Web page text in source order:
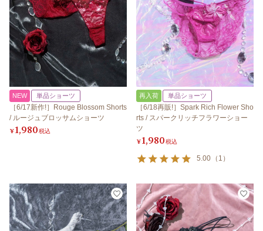
NEW 単品ショーツ
［6/17新作!］Rouge Blossom Shorts
/ ルージュブロッサムショーツ
¥1,980税込
再入荷 単品ショーツ
［6/18再販!］Spark Rich Flower Sho
rts / スパークリッチフラワーショー
ツ
¥1,980税込
5.00 （ 1 ）